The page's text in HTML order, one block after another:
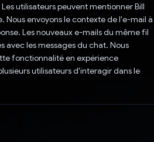
utilisateurs peuvent mentionner Bill
Nous envoyons le contexte de l'e-mail à
Les nouveaux e-mails du même fil
avec les messages du chat. Nous
fonctionnalité en expérience
utilisateurs d'interagir dans le